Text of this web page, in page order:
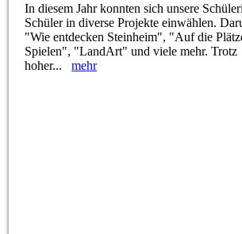
In diesem Jahr konnten sich unsere
Schüler in diverse Projekte einwählen.
"Wie entdecken Steinheim", "Auf die
Spielen", "LandArt" und viele mehr. Trotz
hoher...mehr